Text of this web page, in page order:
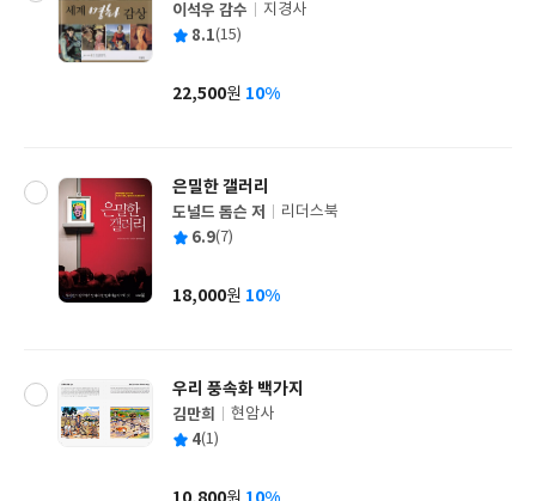
글
쓴
이석우 감수
출
사
지경사
평 8.1(15)
가
22,500원 10%
은밀한 갤러리
글
쓴
도널드 톰슨 저
출
사
리더스북
평 6.9(7)
가
18,000원 10%
우리 풍속화 백가지
글
쓴
김만희
출
사
현암사
평 4(1)